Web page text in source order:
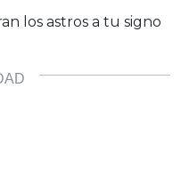
los astros a tu signo